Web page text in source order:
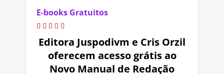
E-books Gratuitos
Editora Juspodivm e Cris Orzil
oferecem acesso grátis ao
Novo Manual de Redação